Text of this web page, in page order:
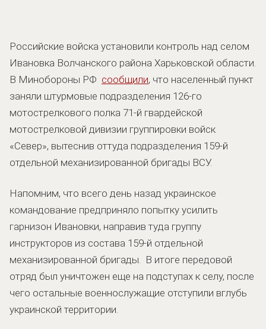
Российские войска установили контроль над селом
Ивановка Волчанского района Харьковской области.
В Минобороны РФ сообщили, что населенный пункт
заняли штурмовые подразделения 126-го
мотострелкового полка 71-й гвардейской
мотострелковой дивизии группировки войск
«Север», вытеснив оттуда подразделения 159-й
отдельной механизированной бригады ВСУ.
Напомним, что всего день назад украинское
командование предприняло попытку усилить
гарнизон Ивановки, направив туда группу
инструкторов из состава 159-й отдельной
механизированной бригады. В итоге передовой
отряд был уничтожен еще на подступах к селу, после
чего остальные военнослужащие отступили вглубь
украинской территории.